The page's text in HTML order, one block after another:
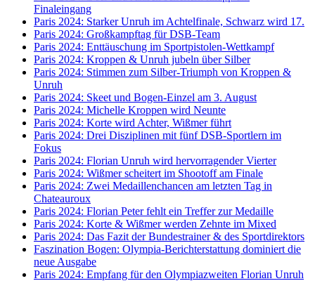
Finaleingang
Paris 2024: Starker Unruh im Achtelfinale, Schwarz wird 17.
Paris 2024: Großkampftag für DSB-Team
Paris 2024: Enttäuschung im Sportpistolen-Wettkampf
Paris 2024: Kroppen & Unruh jubeln über Silber
Paris 2024: Stimmen zum Silber-Triumph von Kroppen &
Unruh
Paris 2024: Skeet und Bogen-Einzel am 3. August
Paris 2024: Michelle Kroppen wird Neunte
Paris 2024: Korte wird Achter, Wißmer führt
Paris 2024: Drei Disziplinen mit fünf DSB-Sportlern im
Fokus
Paris 2024: Florian Unruh wird hervorragender Vierter
Paris 2024: Wißmer scheitert im Shootoff am Finale
Paris 2024: Zwei Medaillenchancen am letzten Tag in
Chateauroux
Paris 2024: Florian Peter fehlt ein Treffer zur Medaille
Paris 2024: Korte & Wißmer werden Zehnte im Mixed
Paris 2024: Das Fazit der Bundestrainer & des Sportdirektors
Faszination Bogen: Olympia-Berichterstattung dominiert die
neue Ausgabe
Paris 2024: Empfang für den Olympiazweiten Florian Unruh